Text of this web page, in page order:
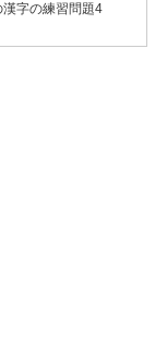
漢字の練習問題4